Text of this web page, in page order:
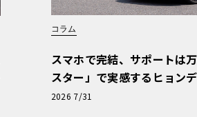
コラム
スマホで完結、サポートは
スター」で実感するヒョン
【第1回・ヒョンデ6つの疑
2026 7/31